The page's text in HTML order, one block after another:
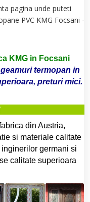
pagina unde puteti
PVC KMG Focsani -
KMG in Focsani
termopan in
preturi mici.
din Austria,
si materiale calitate
germani si
calitate superioara